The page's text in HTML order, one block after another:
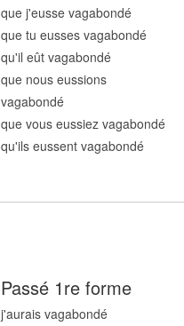
que j'eusse vagabondé
que tu eusses vagabondé
qu'il eût vagabondé
que nous eussions
vagabondé
que vous eussiez vagabondé
qu'ils eussent vagabondé
Passé 1re forme
j'aurais vagabondé